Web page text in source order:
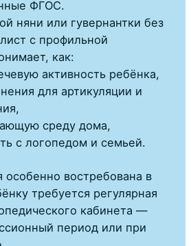
ФГОС.
няни или гувернантки без
с профильной
как:
активность ребёнка,
для артикуляции и
среду дома,
с логопедом и семьей.
особенно востребована в
требуется регулярная
кабинета —
период или при